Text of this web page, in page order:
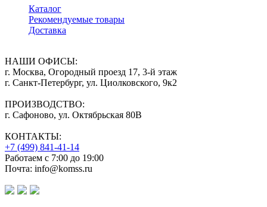
Каталог
Рекомендуемые товары
Доставка
НАШИ ОФИСЫ:
г. Москва, Огородный проезд 17, 3-й этаж
г. Санкт-Петербург, ул. Циолковского, 9к2
ПРОИЗВОДСТВО:
г. Сафоново, ул. Октябрьская 80В
КОНТАКТЫ:
+7 (499) 841-41-14
Работаем с 7:00 до 19:00
Почта: info@komss.ru